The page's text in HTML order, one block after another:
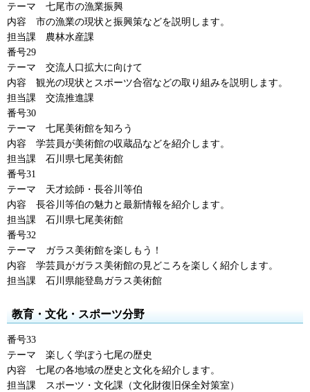
テーマ
七尾市の漁業振興
内容
市の漁業の現状と振興策などを説明します。
担当課
農林水産課
番号29
テーマ
交流 人口拡大に向けて
内容
観光の現状とスポーツ合宿などの取り組みを説明します。
担当課
交流推進課
番号30
テーマ
七尾美術館を知ろう
内容
学芸員が美術館の収蔵品などを紹介します。
担当課
石川県七尾美術館
番号31
テーマ
天才絵師・長谷川等伯
内容
長谷川 等伯の魅力と最新情報を紹介します。
担当課
石川県七尾美術館
番号32
テーマ
ガラス 美術館を楽しもう！
内容
学芸員がガラス美術館の見どころを楽しく紹介します。
担当課
石川県能登島ガラス美術館
教育・文化・スポーツ分野
番号33
テーマ
楽しく 学ぼう七尾の歴史
内容
七尾の各地域の歴史と文化を紹介します。
担当課
スポーツ ・文化課（文化財復旧保全対策室）